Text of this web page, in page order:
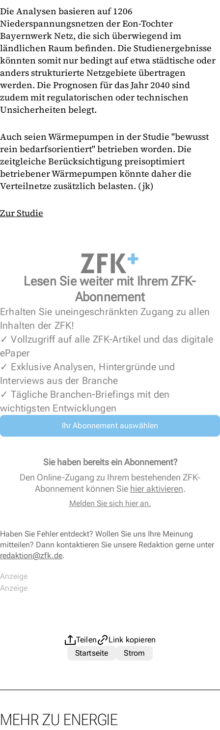
Die Analysen basieren auf 1206
Niederspannungsnetzen der Eon-Tochter
Bayernwerk Netz, die sich überwiegend im
ländlichen Raum befinden. Die Studienergebnisse
könnten somit nur bedingt auf etwa städtische oder
anders strukturierte Netzgebiete übertragen
werden. Die Prognosen für das Jahr 2040 sind
zudem mit regulatorischen oder technischen
Unsicherheiten belegt.
Auch seien Wärmepumpen in der Studie "bewusst
rein bedarfsorientiert" betrieben worden. Die
zeitgleiche Berücksichtigung preisoptimiert
betriebener Wärmepumpen könnte daher die
Verteilnetze zusätzlich belasten. (jk)
Zur Studie
Lesen Sie weiter mit Ihrem ZFK-
Abonnement
Erhalten Sie uneingeschränkten Zugang zu allen
Inhalten der ZFK!
✓ Vollzugriff auf alle ZFK-Artikel und das digitale
ePaper
✓ Exklusive Analysen, Hintergründe und
Interviews aus der Branche
✓ Tägliche Branchen-Briefings mit den
wichtigsten Entwicklungen
Ihr Abonnement auswählen
Sie haben bereits ein Abonnement?
Den Online-Zugang zu Ihrem bestehenden ZFK-
Abonnement können Sie hier aktivieren.
Melden Sie sich hier an.
Haben Sie Fehler entdeckt? Wollen Sie uns Ihre Meinung
mitteilen? Dann kontaktieren Sie unsere Redaktion gerne unter
redaktion@zfk.de.
Teilen
Link kopieren
Startseite
Strom
MEHR ZU ENERGIE